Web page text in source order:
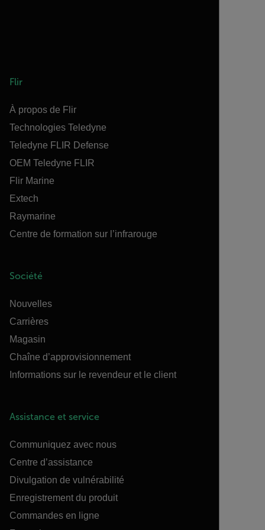
Flir
À propos de Flir
Technologies Teledyne
Teledyne FLIR Defense
OEM Teledyne FLIR
Flir Marine
Extech
Raymarine
Centre de formation sur l’infrarouge
Société
Nouvelles
Carrières
Magasin
Chaîne d’approvisionnement
Informations sur le revendeur et le client
Assistance et service
Communiquez avec nous
Centre d’assistance
Divulgation de vulnérabilité
Enregistrement du produit
Commandes en ligne